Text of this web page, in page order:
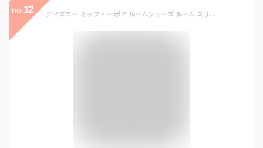
no. 12 ディズニー ミッフィー ボア ルームシューズ ルーム スリッパ 室内 かわいい おしゃれ チップ＆デール キャラクター レディース 誕生日 誕生日プレゼント プレゼント クリスマス クリスマスプレゼント クリスマスギフト